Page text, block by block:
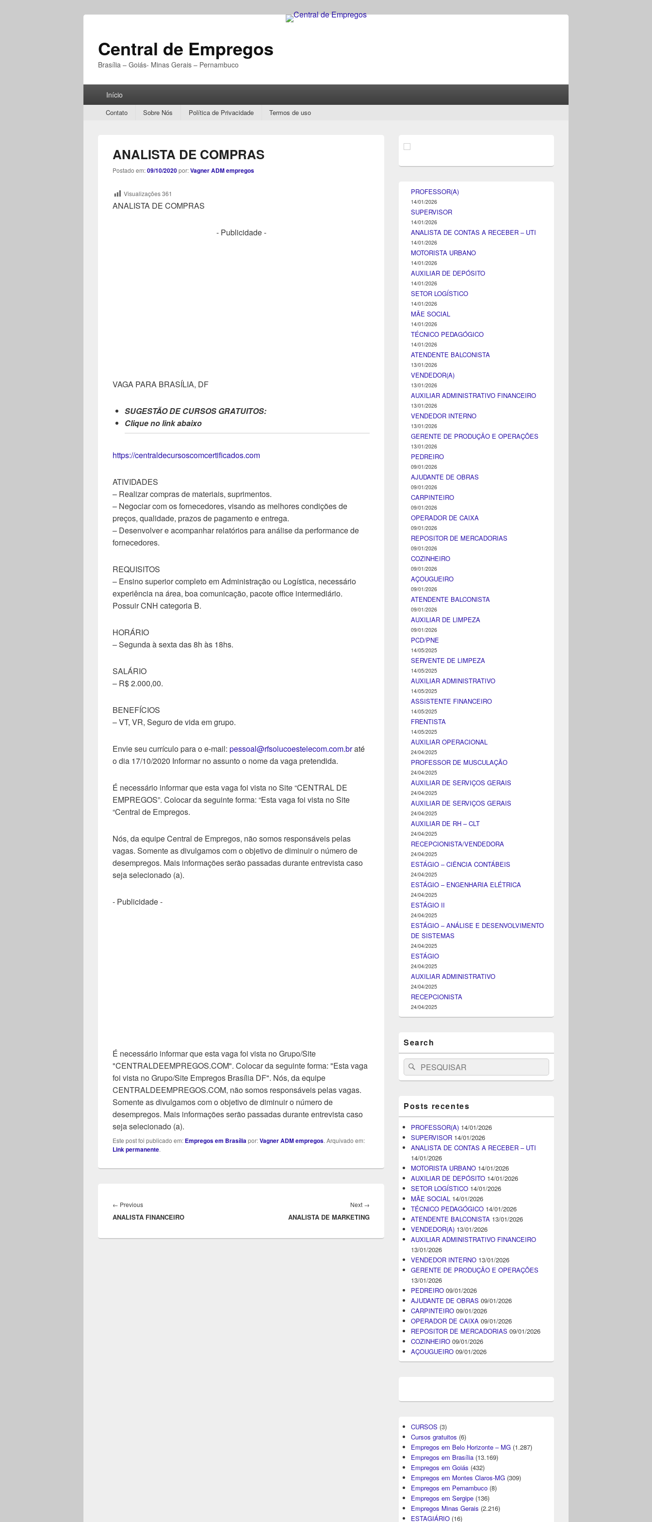
Central de Empregos
Brasília – Goiás- Minas Gerais – Pernambuco
PrincipalInício
Secondary
Contato Sobre Nós Política de Privacidade Termos de uso
ANALISTA DE COMPRAS
Postado em:09/10/2020por:Vagner ADM empregos
Visualizações361
ANALISTA DE COMPRAS
- Publicidade -
VAGA PARA BRASÍLIA, DF
SUGESTÃO DE CURSOS GRATUITOS:
Clique no link abaixo
https://centraldecursoscomcertificados.com
ATIVIDADES
– Realizar compras de materiais, suprimentos.
– Negociar com os fornecedores, visando as melhores condições de
preços, qualidade, prazos de pagamento e entrega.
– Desenvolver e acompanhar relatórios para análise da performance de
fornecedores.
REQUISITOS
– Ensino superior completo em Administração ou Logística, necessário
experiência na área, boa comunicação, pacote office intermediário.
Possuir CNH categoria B.
HORÁRIO
– Segunda à sexta das 8h às 18hs.
SALÁRIO
– R$ 2.000,00.
BENEFÍCIOS
– VT, VR, Seguro de vida em grupo.
Envie seu currículo para o e-mail: pessoal@rfsolucoestelecom.com.braté
o dia 17/10/2020 Informar no assunto o nome da vaga pretendida.
É necessário informar que esta vaga foi vista no Site “CENTRAL DE
EMPREGOS”. Colocar da seguinte forma: “Esta vaga foi vista no Site
“Central de Empregos.
Nós, da equipe Central de Empregos, não somos responsáveis pelas
vagas. Somente as divulgamos com o objetivo de diminuir o número de
desempregos. Mais informações serão passadas durante entrevista caso
seja selecionado (a).
- Publicidade -
É necessário informar que esta vaga foi vista no Grupo/Site
"CENTRALDEEMPREGOS.COM". Colocar da seguinte forma: "Esta vaga
foi vista no Grupo/Site Empregos Brasília DF". Nós, da equipe
CENTRALDEEMPREGOS.COM, não somos responsáveis pelas vagas.
Somente as divulgamos com o objetivo de diminuir o número de
desempregos. Mais informações serão passadas durante entrevista caso
seja selecionado (a).
Este post foi publicado em: Empregos em Brasíliapor:Vagner ADM empregos. Arquivado em:
Link permanente.
de
Post
← PreviousPrevious
post:
ANALISTA FINANCEIRO
Next →
post:
ANALISTA DE MARKETING
da
lateral
PROFESSOR(A)
14/01/2026
SUPERVISOR
14/01/2026
ANALISTA DE CONTAS A RECEBER – UTI
14/01/2026
MOTORISTA URBANO
14/01/2026
AUXILIAR DE DEPÓSITO
14/01/2026
SETOR LOGÍSTICO
14/01/2026
MÃE SOCIAL
14/01/2026
TÉCNICO PEDAGÓGICO
14/01/2026
ATENDENTE BALCONISTA
13/01/2026
VENDEDOR(A)
13/01/2026
AUXILIAR ADMINISTRATIVO FINANCEIRO
13/01/2026
VENDEDOR INTERNO
13/01/2026
GERENTE DE PRODUÇÃO E OPERAÇÕES
13/01/2026
PEDREIRO
09/01/2026
AJUDANTE DE OBRAS
09/01/2026
CARPINTEIRO
09/01/2026
OPERADOR DE CAIXA
09/01/2026
REPOSITOR DE MERCADORIAS
09/01/2026
COZINHEIRO
09/01/2026
AÇOUGUEIRO
09/01/2026
ATENDENTE BALCONISTA
09/01/2026
AUXILIAR DE LIMPEZA
09/01/2026
PCD/PNE
14/05/2025
SERVENTE DE LIMPEZA
14/05/2025
AUXILIAR ADMINISTRATIVO
14/05/2025
ASSISTENTE FINANCEIRO
14/05/2025
FRENTISTA
14/05/2025
AUXILIAR OPERACIONAL
24/04/2025
PROFESSOR DE MUSCULAÇÃO
24/04/2025
AUXILIAR DE SERVIÇOS GERAIS
24/04/2025
AUXILIAR DE SERVIÇOS GERAIS
24/04/2025
AUXILIAR DE RH – CLT
24/04/2025
RECEPCIONISTA/VENDEDORA
24/04/2025
ESTÁGIO – CIÊNCIA CONTÁBEIS
24/04/2025
ESTÁGIO – ENGENHARIA ELÉTRICA
24/04/2025
ESTÁGIO II
24/04/2025
ESTÁGIO – ANÁLISE E DESENVOLVIMENTO
DE SISTEMAS
24/04/2025
ESTÁGIO
24/04/2025
AUXILIAR ADMINISTRATIVO
24/04/2025
RECEPCIONISTA
24/04/2025
Search
Search
for:
Pesquisar
Posts recentes
PROFESSOR(A) 14/01/2026
SUPERVISOR 14/01/2026
ANALISTA DE CONTAS A RECEBER – UTI
14/01/2026
MOTORISTA URBANO 14/01/2026
AUXILIAR DE DEPÓSITO 14/01/2026
SETOR LOGÍSTICO 14/01/2026
MÃE SOCIAL 14/01/2026
TÉCNICO PEDAGÓGICO 14/01/2026
ATENDENTE BALCONISTA 13/01/2026
VENDEDOR(A) 13/01/2026
AUXILIAR ADMINISTRATIVO FINANCEIRO
13/01/2026
VENDEDOR INTERNO 13/01/2026
GERENTE DE PRODUÇÃO E OPERAÇÕES
13/01/2026
PEDREIRO 09/01/2026
AJUDANTE DE OBRAS 09/01/2026
CARPINTEIRO 09/01/2026
OPERADOR DE CAIXA 09/01/2026
REPOSITOR DE MERCADORIAS 09/01/2026
COZINHEIRO 09/01/2026
AÇOUGUEIRO 09/01/2026
CURSOS (3)
Cursos gratuitos (6)
Empregos em Belo Horizonte – MG (1.287)
Empregos em Brasília (13.169)
Empregos em Goiás (432)
Empregos em Montes Claros-MG (309)
Empregos em Pernambuco (8)
Empregos em Sergipe (136)
Empregos Minas Gerais (2.216)
ESTAGIÁRIO (16)